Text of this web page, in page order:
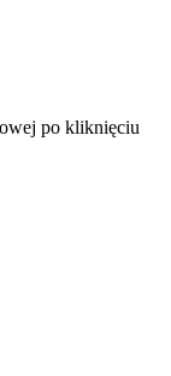
po kliknięciu